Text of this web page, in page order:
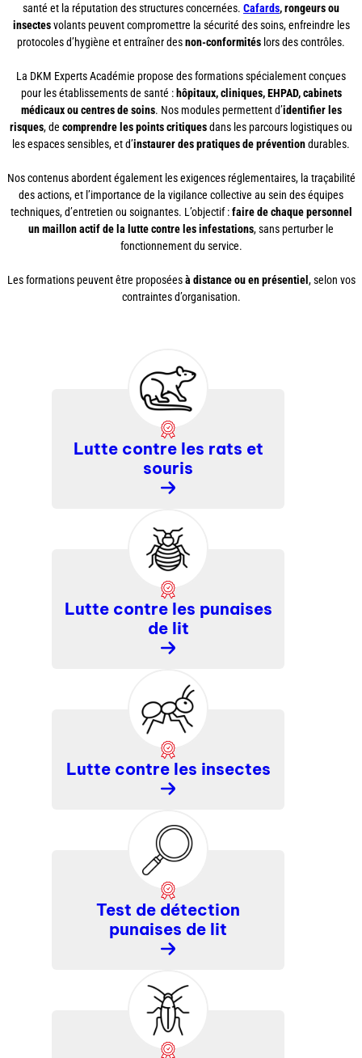
santé et la réputation des structures concernées. Cafards, rongeurs ou
insectesvolants peuvent compromettre la sécurité des soins, enfreindre les
protocoles d’hygiène et entraîner desnon-conformités lors des contrôles.
La DKM Experts Académie propose des formations spécialement conçues
pour les établissements de santé :hôpitaux, cliniques, EHPAD, cabinets
médicaux ou centres de soins. Nos modules permettent d’identifier les
risques, de comprendre les points critiquesdans les parcours logistiques ou
les espaces sensibles, et d’instaurer des pratiques de préventiondurables.
Nos contenus abordent également les exigences réglementaires, la traçabilité
des actions, et l’importance de la vigilance collective au sein des équipes
techniques, d’entretien ou soignantes. L’objectif :faire de chaque personnel
un maillon actif de la lutte contre les infestations, sans perturber le
fonctionnement du service.
Les formations peuvent être proposéesà distance ou en présentiel , selon vos
contraintes d’organisation.
Lutte contre les rats et
souris
En
Lutte contre les punaises
de lit
En
Lutte contre les insectes
En
Test de détection
punaises de lit
En